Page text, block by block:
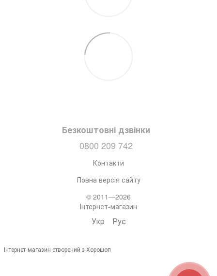
Безкоштовні дзвінки
0800 209 742
Контакти
Повна версія сайту
© 2011—2026
Інтернет-магазин
Укр Рус
Інтернет-магазин створений з Хорошоп